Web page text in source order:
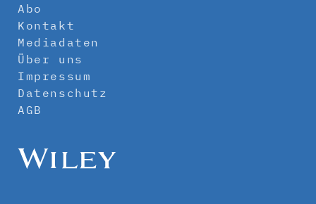
Abo
Kontakt
Mediadaten
Über uns
Impressum
Datenschutz
AGB